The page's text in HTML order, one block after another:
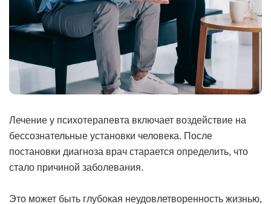
Лечение у психотерапевта включает воздействие на
бессознательные установки человека. После
постановки диагноза врач старается определить, что
стало причиной заболевания.
Это может быть глубокая неудовлетворенность жизнью,